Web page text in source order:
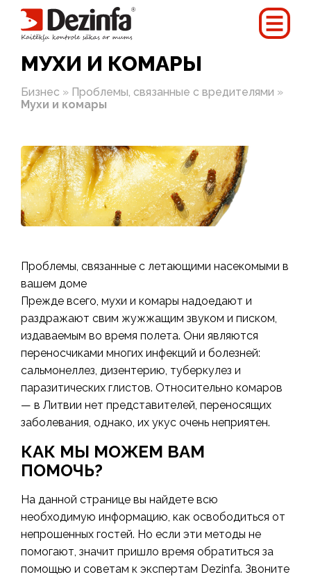
МУХИ И КОМАРЫ
Бизнес » Проблемы, связанные с вредителями »
Мухи и комары
Проблемы, связанные с летающими насекомыми в
вашем доме
Прежде всего, мухи и комары надоедают и
раздражают свим жужжащим звуком и писком,
издаваемым во время полета. Они являются
переносчиками многих инфекций и болезней:
сальмонеллез, дизентерию, туберкулез и
паразитических глистов. Относительно комаров
— в Литвии нет представителей, переносящих
заболевания, однако, их укус очень неприятен.
КАК МЫ МОЖЕМ ВАМ
ПОМОЧЬ?
На данной странице вы найдете всю
необходимую информацию, как освободиться от
непрошенных гостей. Но если эти методы не
помогают, значит пришло время обратиться за
помощью и советам к экспертам Dezinfa. Звоните